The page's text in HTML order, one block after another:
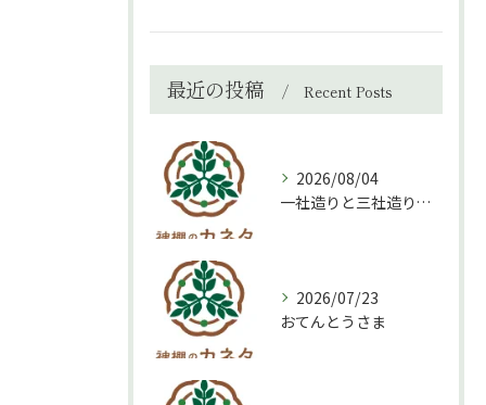
最近の投稿 Recent Posts
2026/08/04
一社造りと三社造り、どちらを選ぶべき？
2026/07/23
おてんとうさま